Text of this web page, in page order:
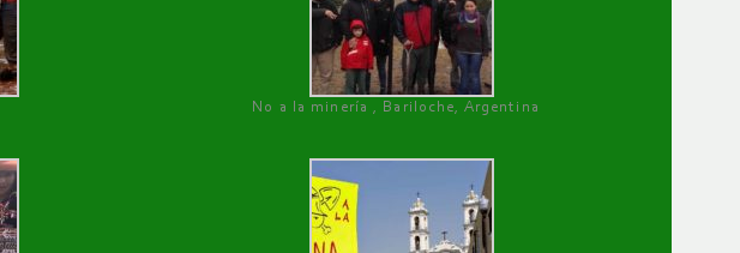
No a la minería , Bariloche, Argentina